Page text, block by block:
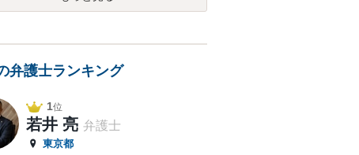
弁護士ランキング
1位
若井 亮 弁護士
東京都